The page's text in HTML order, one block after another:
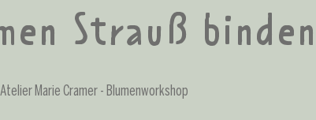
Strauß binden
Atelier Marie Cramer - Blumenworkshop